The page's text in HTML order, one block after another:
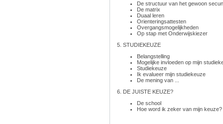
De structuur van het gewoon
De matrix
Duaal leren
Orienteringsattesten
Overgangsmogelijkheden
Op stap met Onderwijskiezer
5. STUDIEKEUZE
Belangstelling
Mogelijke invloeden op mijn
Studiekeuze
Ik evalueer mijn studiekeuze
De mening van ...
6. DE JUISTE KEUZE?
De school
Hoe word ik zeker van mijn